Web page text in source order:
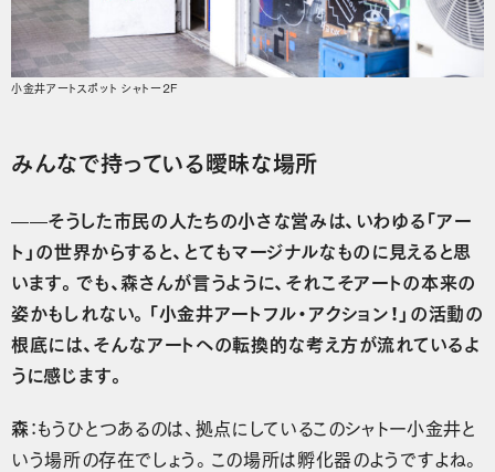
小金井アートスポット シャトー2F
みんなで持っている曖昧な場所
——そうした市民の人たちの小さな営みは、いわゆる「アー
ト」の世界からすると、とてもマージナルなものに見えると思
います。でも、森さんが言うように、それこそアートの本来の
姿かもしれない。「小金井アートフル・アクション！」の活動の
根底には、そんなアートへの転換的な考え方が流れているよ
うに感じます。
森：もうひとつあるのは、拠点にしているこのシャトー小金井と
いう場所の存在でしょう。この場所は孵化器のようですよね。